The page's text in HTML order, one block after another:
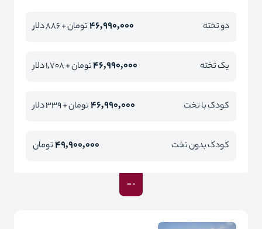
دو تخته 46,990,000تومان + 886 دلار
یک تخته 46,990,000تومان + 1,708 دلار
کودک با تخت 46,990,000تومان + 339 دلار
کودک بدون تخت 49,900,000تومان